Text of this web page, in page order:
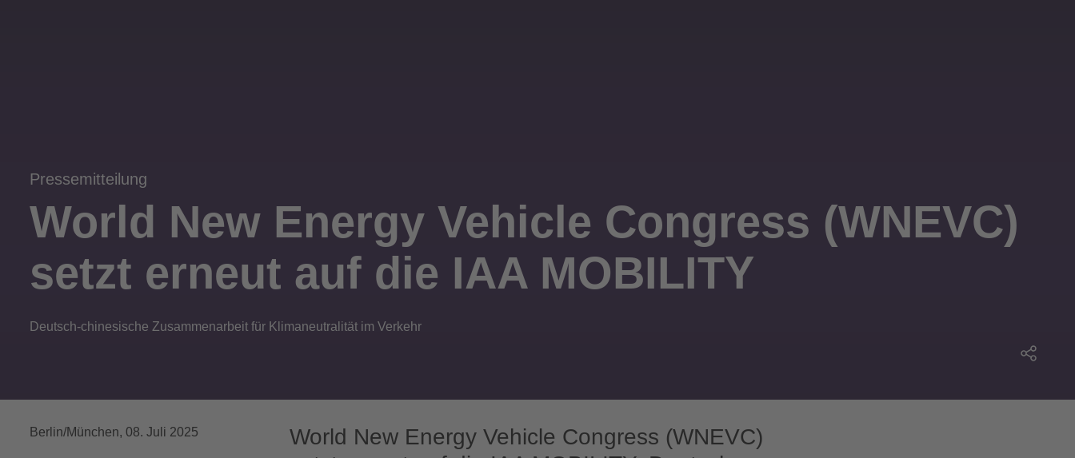
Pressemitteilung
World New Energy Vehicle Congress (WNEVC)
setzt erneut auf die IAA MOBILITY
Deutsch-chinesische Zusammenarbeit für Klimaneutralität im Verkehr
Berlin/München,08. Juli 2025
World New Energy Vehicle Congress (WNEVC)